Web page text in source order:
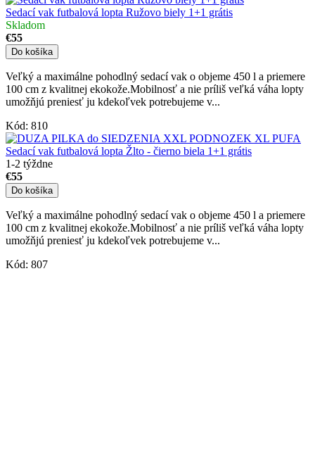
Sedací vak futbalová lopta Ružovo biely 1+1 grátis
Skladom
€55
Do košíka
Veľký a maximálne pohodlný sedací vak o objeme 450 l a priemere
100 cm z kvalitnej ekokože.Mobilnosť a nie príliš veľká váha lopty
umožňjú preniesť ju kdekoľvek potrebujeme v...
Kód: 810
Sedací vak futbalová lopta Žlto - čierno biela 1+1 grátis
1-2 týždne
€55
Do košíka
Veľký a maximálne pohodlný sedací vak o objeme 450 l a priemere
100 cm z kvalitnej ekokože.Mobilnosť a nie príliš veľká váha lopty
umožňjú preniesť ju kdekoľvek potrebujeme v...
Kód: 807